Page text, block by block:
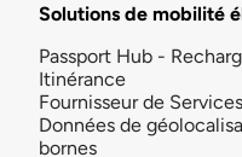
Solutions de mobilité
Passport Hub -
Itinérance
Fournisseur de
Données de
bornes